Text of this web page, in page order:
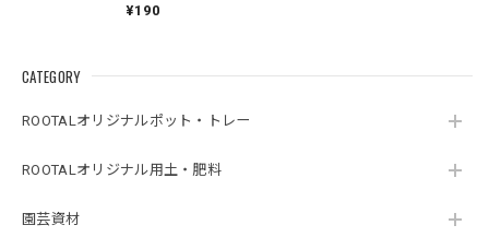
¥190
CATEGORY
ROOTALオリジナルポット・トレー
ROOTALオリジナル用土・肥料
園芸資材